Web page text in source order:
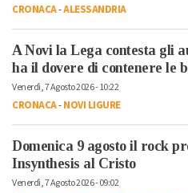
CRONACA-ALESSANDRIA
A Novi la Lega contesta gli
ha il dovere di contenere le
Venerdì, 7 Agosto 2026 - 10:22
CRONACA-NOVI LIGURE
Domenica 9 agosto il rock
Insynthesis al Cristo
Venerdì, 7 Agosto 2026 - 09:02